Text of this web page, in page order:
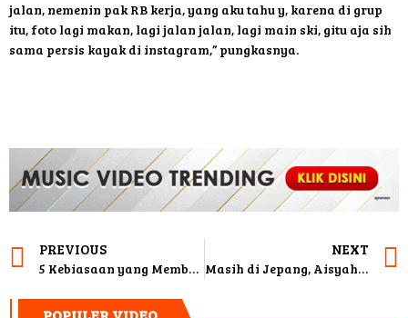
jalan, nemenin pak RB kerja, yang aku tahu y, karena di grup
itu, foto lagi makan, lagi jalan jalan, lagi main ski, gitu aja sih
sama persis kayak di instagram,” pungkasnya.
PREVIOUS
5 Kebiasaan yang Membantu Mengurangi Lemak Wajah
NEXT
Masih di Jepang, Aisyahrani Berharap Syahrini Hamil Saat Pulang ke Indonesia